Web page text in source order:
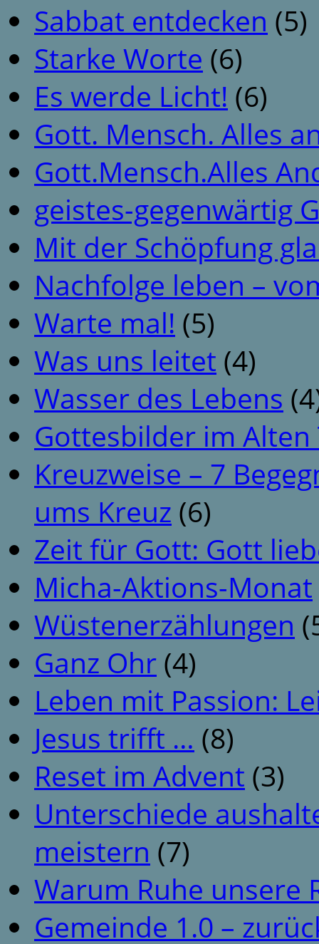
Sabbat entdecken (5)
Starke Worte (6)
Es werde Licht! (6)
Gott. Mensch. Alles
Gott.Mensch.Alles
geistes-gegenwärtig
Mit der Schöpfung
Nachfolge leben –
Warte mal! (5)
Was uns leitet (4)
Wasser des Lebens
Gottesbilder im
Kreuzweise – 7
ums Kreuz (6)
Zeit für Gott: Gott
Micha-Aktions-Monat
Wüstenerzählungen
Ganz Ohr (4)
Leben mit Passion:
Jesus trifft … (8)
Reset im Advent (3)
Unterschiede
meistern (7)
Warum Ruhe unsere
Gemeinde 1.0 –